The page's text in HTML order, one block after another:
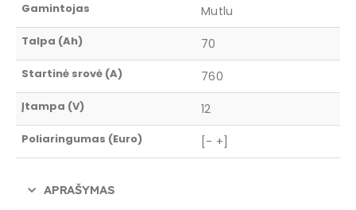
Gamintojas
Mutlu
Talpa (Ah) 70
Startinė srovė (A) 760
Įtampa (V) 12
Poliaringumas (Euro) [- +]
APRAŠYMAS